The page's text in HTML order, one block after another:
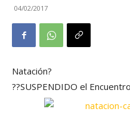
04/02/2017
Natación?
??SUSPENDIDO el Encuentro